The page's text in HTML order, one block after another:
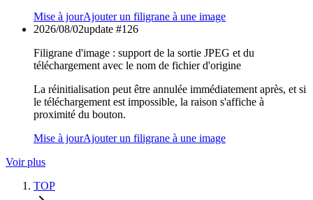
Mise à jourAjouter un filigrane à une image
2026/08/02update #126
Filigrane d'image : support de la sortie JPEG et du
téléchargement avec le nom de fichier d'origine
La réinitialisation peut être annulée immédiatement après, et si
le téléchargement est impossible, la raison s'affiche à
proximité du bouton.
Mise à jourAjouter un filigrane à une image
Voir plus
TOP